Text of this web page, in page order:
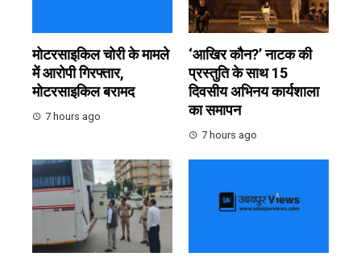
मोटरसाइकिल चोरी के मामले
में आरोपी गिरफ्तार,
मोटरसाइकिल बरामद
7 hours ago
‘आखिर कौन?’ नाटक की
प्रस्तुति के साथ 15
दिवसीय अभिनय कार्यशाला
का समापन
7 hours ago